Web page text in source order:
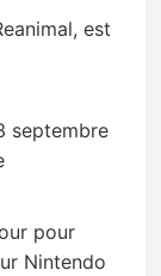
est
septembre
pour
Nintendo